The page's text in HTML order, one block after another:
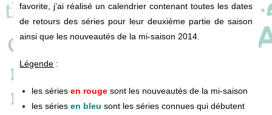
favorite, j’ai réalisé un calendrier contenant toutes les dates
de retours des séries pour leur deuxième partie de saison
ainsi que les nouveautés de la mi-saison 2014.
Légende :
les sériesen rouge sont les nouveautés de la mi-saison
les sériesen bleu sont les séries connues qui débutent